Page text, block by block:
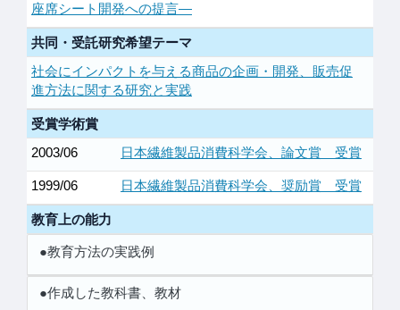
座席シート開発への提言―
共同・受託研究希望テーマ
社会にインパクトを与える商品の企画・開発、販売促
進方法に関する研究と実践
受賞学術賞
2003/06
日本繊維製品消費科学会、論文賞 受賞
1999/06 日本繊維製品消費科学会、奨励賞 受賞
教育上の能力
●教育方法の実践例
●作成した教科書、教材